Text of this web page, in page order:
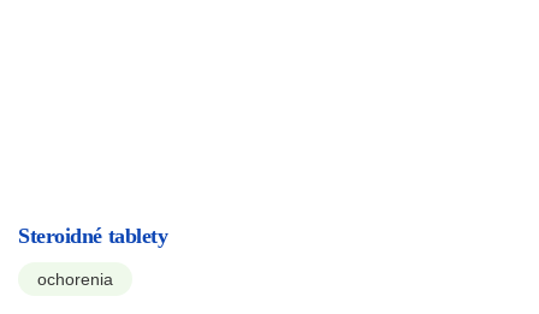
Steroidné tablety
ochorenia